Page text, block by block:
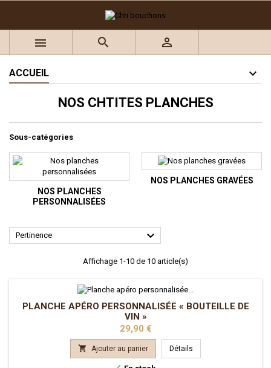
  
ACCUEIL
NOS CHTITES PLANCHES
Sous-catégories
NOS PLANCHES
PERSONNALISÉES
NOS PLANCHES GRAVÉES
Pertinence 
Affichage 1-10 de 10 article(s)
PLANCHE APÉRO PERSONNALISÉE « BOUTEILLE DE
VIN »
Prix
29,90 €
 Ajouter au panier Détails